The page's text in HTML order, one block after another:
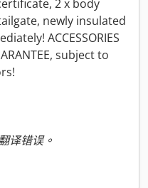
2 x body
newly insulated
ACCESSORIES
subject to
译错误。